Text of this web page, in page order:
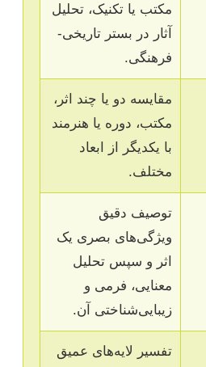
مکتب یا تکنیک، تحلیل
آثار در بستر تاریخی-
فرهنگی.
مقایسه دو یا چند اثر،
مکتب، دوره یا هنرمند
با یکدیگر از ابعاد
مختلف.
توصیف دقیق
ویژگی‌های بصری یک
اثر و سپس تحلیل
معنایی، فرمی و
زیبایی‌شناختی آن.
تفسیر لایه‌های عمیق